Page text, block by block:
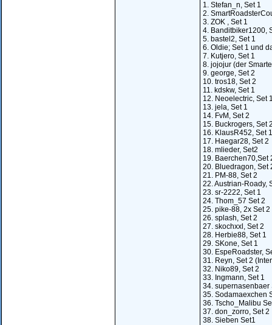
1. Stefan_n, Set 1
2.
3. ZOK , Set 1
4. Banditbiker1200,
5. bastel2, Set 1
6. Oldie; Set 1 und
7. Kutjero, Set 1
8. jojojur (der
9. george, Set 2
10. tros18, Set 2
11. kdskw, Set 1
12. Neoelectric, Set
13. jela, Set 1
14. FvM, Set 2
15. Buckrogers, Set
16. KlausR452, Set 1
17. Haegar28, Set 2
18. mlieder, Set2
19. Baerchen70,Set
20. Bluedragon, Set
21. PM-88, Set 2
22. Austrian-Roady,
23. sr-2222, Set 1
24. Thom_57 Set 2
25. pike-88, 2x Set 2
26. splash, Set 2
27. skochxxl, Set 2
28. Herbie88, Set 1
29. SKone, Set 1
30. EspeRoadster,
31. Reyn, Set 2
32. Niko89, Set 2
33. Ingmann, Set 1
34. supernasenbaer
35. Sodamaexchen
36. Tscho_Malibu
37. don_zorro, Set 2
38. Sieben Set1